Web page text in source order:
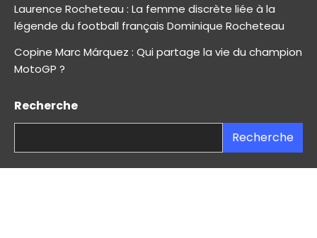
Laurence Rocheteau : La femme discrète liée à la
légende du football français Dominique Rocheteau
Copine Marc Márquez : Qui partage la vie du champion
MotoGP ?
Recherche
Recherche